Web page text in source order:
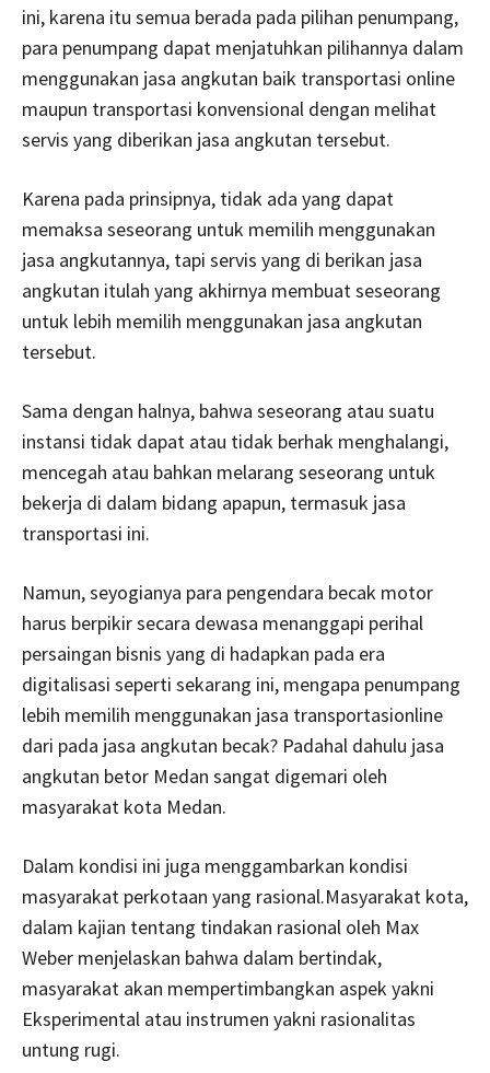
ini, karena itu semua berada pada pilihan penumpang,
para penumpang dapat menjatuhkan pilihannya dalam
menggunakan jasa angkutan baik transportasi online
maupun transportasi konvensional dengan melihat
servis yang diberikan jasa angkutan tersebut.
Karena pada prinsipnya, tidak ada yang dapat
memaksa seseorang untuk memilih menggunakan
jasa angkutannya, tapi servis yang di berikan jasa
angkutan itulah yang akhirnya membuat seseorang
untuk lebih memilih menggunakan jasa angkutan
tersebut.
Sama dengan halnya, bahwa seseorang atau suatu
instansi tidak dapat atau tidak berhak menghalangi,
mencegah atau bahkan melarang seseorang untuk
bekerja di dalam bidang apapun, termasuk jasa
transportasi ini.
Namun, seyogianya para pengendara becak motor
harus berpikir secara dewasa menanggapi perihal
persaingan bisnis yang di hadapkan pada era
digitalisasi seperti sekarang ini, mengapa penumpang
lebih memilih menggunakan jasa transportasionline
dari pada jasa angkutan becak? Padahal dahulu jasa
angkutan betor Medan sangat digemari oleh
masyarakat kota Medan.
Dalam kondisi ini juga menggambarkan kondisi
masyarakat perkotaan yang rasional.Masyarakat kota,
dalam kajian tentang tindakan rasional oleh Max
Weber menjelaskan bahwa dalam bertindak,
masyarakat akan mempertimbangkan aspek yakni
Eksperimental atau instrumen yakni rasionalitas
untung rugi.